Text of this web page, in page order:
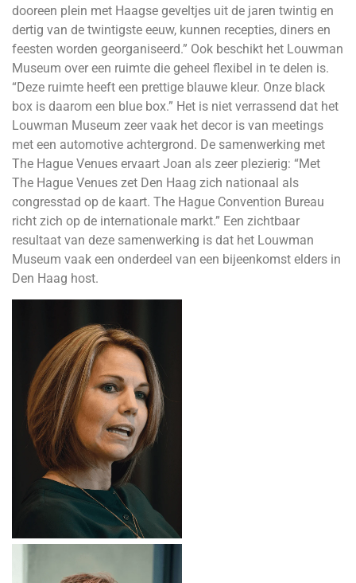
dooreen plein met Haagse geveltjes uit de jaren twintig en
dertig van de twintigste eeuw, kunnen recepties, diners en
feesten worden georganiseerd.” Ook beschikt het Louwman
Museum over een ruimte die geheel flexibel in te delen is.
“Deze ruimte heeft een prettige blauwe kleur. Onze black
box is daarom een blue box.” Het is niet verrassend dat het
Louwman Museum zeer vaak het decor is van meetings
met een automotive achtergrond. De samenwerking met
The Hague Venues ervaart Joan als zeer plezierig: “Met
The Hague Venues zet Den Haag zich nationaal als
congresstad op de kaart. The Hague Convention Bureau
richt zich op de internationale markt.” Een zichtbaar
resultaat van deze samenwerking is dat het Louwman
Museum vaak een onderdeel van een bijeenkomst elders in
Den Haag host.